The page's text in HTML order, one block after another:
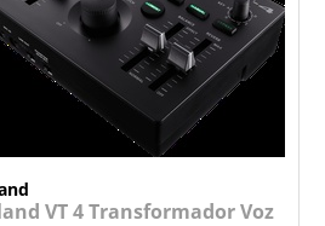
VT 4 Transformador Voz